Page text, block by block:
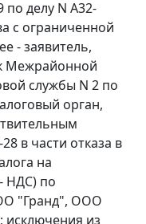
по делу N А32-
с ограниченной
- заявитель,
Межрайонной
службы N 2 по
орган,
в части отказа в
на
НДС) по
"Гранд", ООО
из